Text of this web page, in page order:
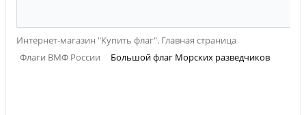
Интернет-магазин "Купить флаг". Главная страница
Флаги ВМФ России
Большой флаг Морских разведчиков